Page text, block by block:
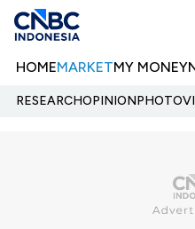
HOMEMARKETMY MONEY
RESEARCHOPINIONPHOTO